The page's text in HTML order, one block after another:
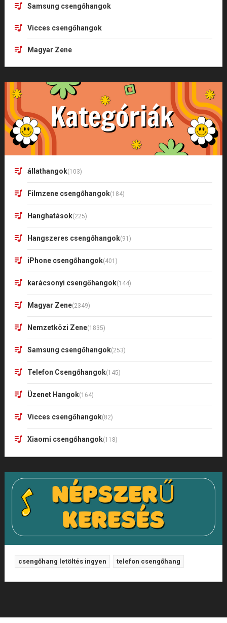
Samsung csengőhangok
Vicces csengőhangok
Magyar Zene
állathangok(103)
Filmzene csengőhangok(184)
Hanghatások(225)
Hangszeres csengőhangok(91)
iPhone csengőhangok(401)
karácsonyi csengőhangok(144)
Magyar Zene(2349)
Nemzetközi Zene(1835)
Samsung csengőhangok(253)
Telefon Csengőhangok(145)
Üzenet Hangok(164)
Vicces csengőhangok(82)
Xiaomi csengőhangok(118)
csengőhang letöltés ingyen telefon csengőhang